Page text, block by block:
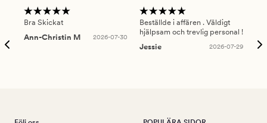
Bra Skickat
Ann-Christin M
2026-07-30
Beställde i affären . Väldigt
hjälpsam och trevlig personal !
Jessie
2026-07-29